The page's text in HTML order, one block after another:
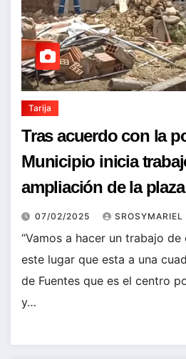
Tarija
Tras acuerdo con la
Municipio inicia
ampliación de la
07/02/2025 SROSYMARIEL
“Vamos a hacer un trabajo
este lugar que esta a una
de Fuentes que es el centro
y…